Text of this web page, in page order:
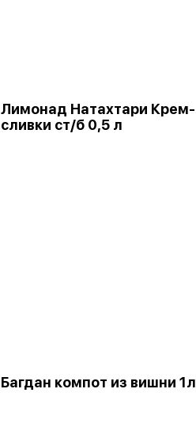
Лимонад Натахтари Крем-
сливки ст/б 0,5 л
Багдан компот из вишни 1л